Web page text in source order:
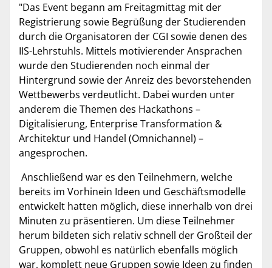
"Das Event begann am Freitagmittag mit der
Registrierung sowie Begrüßung der Studierenden
durch die Organisatoren der CGI sowie denen des
IIS-Lehrstuhls. Mittels motivierender Ansprachen
wurde den Studierenden noch einmal der
Hintergrund sowie der Anreiz des bevorstehenden
Wettbewerbs verdeutlicht. Dabei wurden unter
anderem die Themen des Hackathons –
Digitalisierung, Enterprise Transformation &
Architektur und Handel (Omnichannel) –
angesprochen.
Anschließend war es den Teilnehmern, welche
bereits im Vorhinein Ideen und Geschäftsmodelle
entwickelt hatten möglich, diese innerhalb von drei
Minuten zu präsentieren. Um diese Teilnehmer
herum bildeten sich relativ schnell der Großteil der
Gruppen, obwohl es natürlich ebenfalls möglich
war, komplett neue Gruppen sowie Ideen zu finden